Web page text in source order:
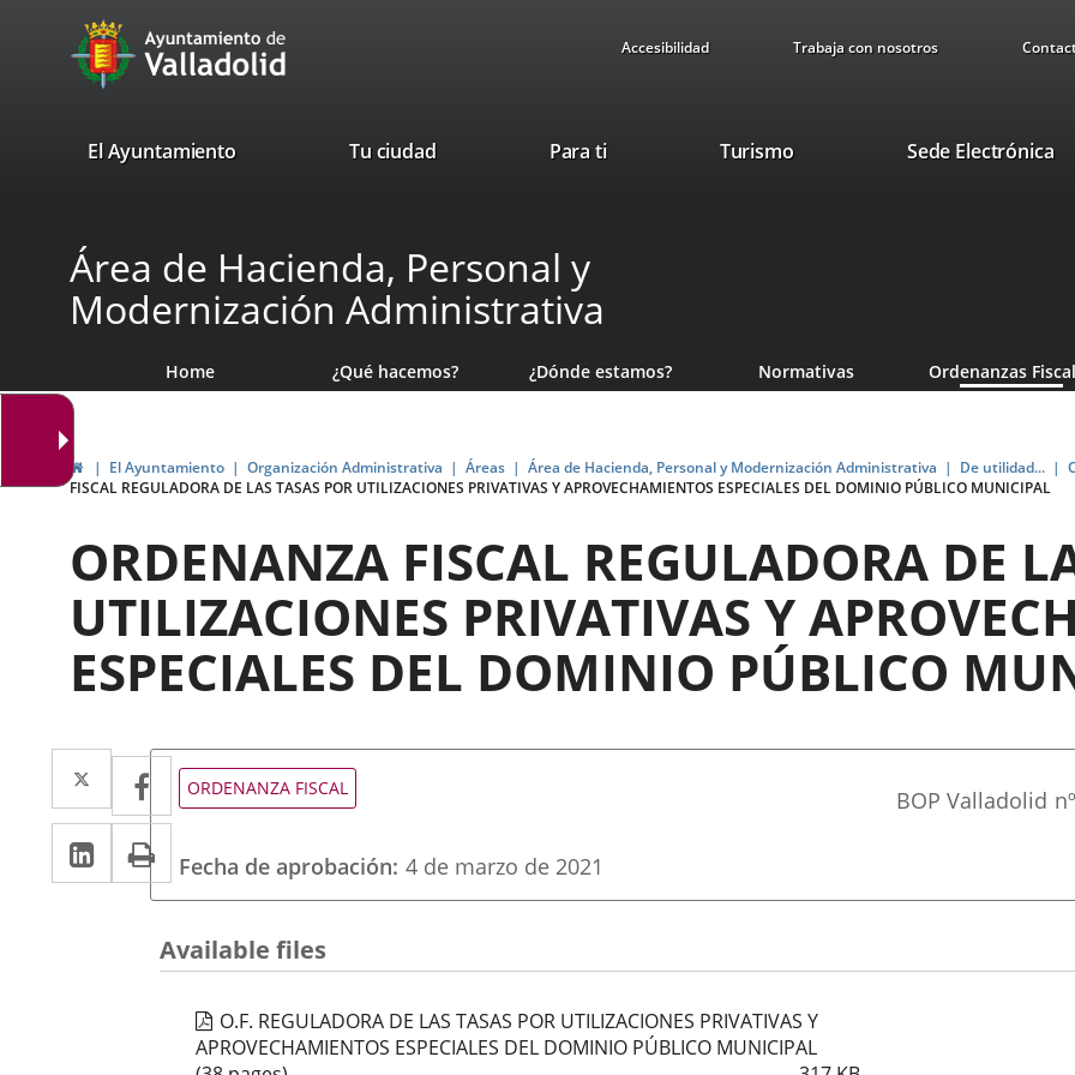
Portal
Web
Ayuntamiento
Valladolid
Accesibilidad Trabaja con nosotros
valladolid.es
El Ayuntamiento Tu ciudad Para ti TurismoThis
window.
Sede Electrónica
Área de Hacienda, Personal y
Modernización Administrativa
Home ¿Qué hacemos? ¿Dónde estamos? Normativas Ordenanzas
HomeEl Ayuntamiento Organización Administrativa Áreas Área de Hacienda, Personal y Modernización Administrativa De utilidad...
FISCAL REGULADORA DE LAS TASAS POR UTILIZACIONES PRIVATIVAS Y APROVECHAMIENTOS ESPECIALES DEL DOMINIO PÚBLICO MUNICIPAL
ORDENANZA FISCAL REGULADORA DE
UTILIZACIONES PRIVATIVAS Y
ESPECIALES DEL DOMINIO PÚBLICO
Twitter
Enlace
a
una
aplicación
externa.
Facebook
Enlace
a
una
aplicación
externa.
Linkedin
Enlace
a
aplicación
externa.
Tipo
de
ORDENANZA FISCAL
boletin
BOP Valladolid nº
Fecha de aprobación 4 de marzo de 2021
Available files
O.F. REGULADORA DE LAS TASAS POR UTILIZACIONES PRIVATIVAS Y
APROVECHAMIENTOS ESPECIALES DEL DOMINIO PÚBLICO MUNICIPAL